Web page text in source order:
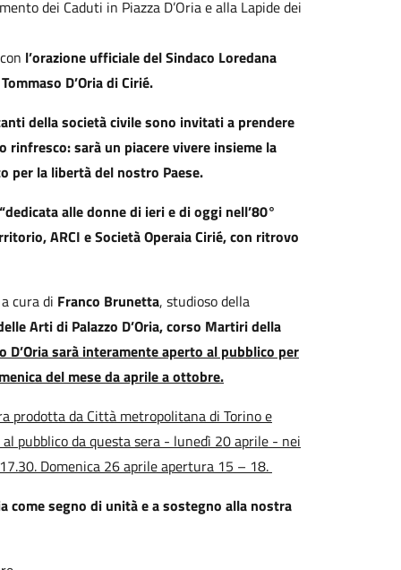
dei Caduti in Piazza D’Oria e alla Lapide dei
l’orazione ufficiale del Sindaco Loredana
D’Oria di Cirié.
della società civile sono invitati a prendere
rinfresco: sarà un piacere vivere insieme la
per la libertà del nostro Paese.
alle donne di ieri e di oggi nell’80°
ARCI e Società Operaia Cirié, con ritrovo
cura di Franco Brunetta, studioso della
Arti di Palazzo D’Oria, corso Martiri della
D’Oria sarà interamente aperto al pubblico per
del mese da aprile a ottobre.
prodotta da Città metropolitana di Torino e
pubblico da questa sera - lunedì 20 aprile - nei
Domenica 26 aprile apertura 15 – 18.
come segno di unità e a sostegno alla nostra